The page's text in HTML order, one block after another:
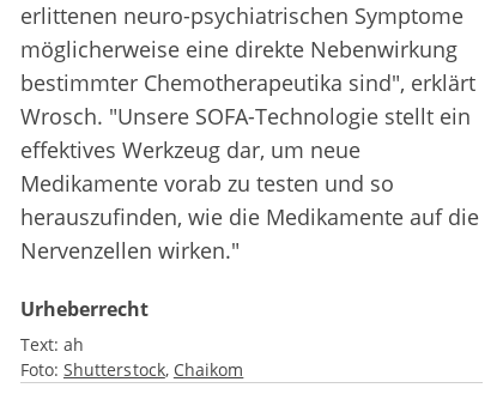
erlittenen neuro-psychiatrischen Symptome
möglicherweise eine direkte Nebenwirkung
bestimmter Chemotherapeutika sind", erklärt
Wrosch. "Unsere SOFA-Technologie stellt ein
effektives Werkzeug dar, um neue
Medikamente vorab zu testen und so
herauszufinden, wie die Medikamente auf die
Nervenzellen wirken."
Urheberrecht
Text: ah
Foto: Shutterstock Chaikom